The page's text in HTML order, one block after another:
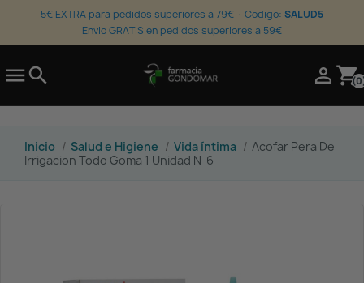
5€ EXTRA para pedidos superiores a 79€ · Codigo: SALUD5
Envio GRATIS en pedidos superiores a 59€
search  shopping_cart
Inicio Salud e Higiene Vida íntima
Acofar Pera De
Irrigacion Todo Goma 1 Unidad N-6